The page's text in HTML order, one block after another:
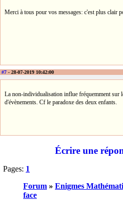
Merci à tous pour vos messages: c'est plus clair
#7 - 28-07-2019 10:42:00
La non-individualisation influe fréquemment sur
d'évènements. Cf le paradoxe des deux enfants.
Écrire une
Pages: 1
Forum » Enigmes
face